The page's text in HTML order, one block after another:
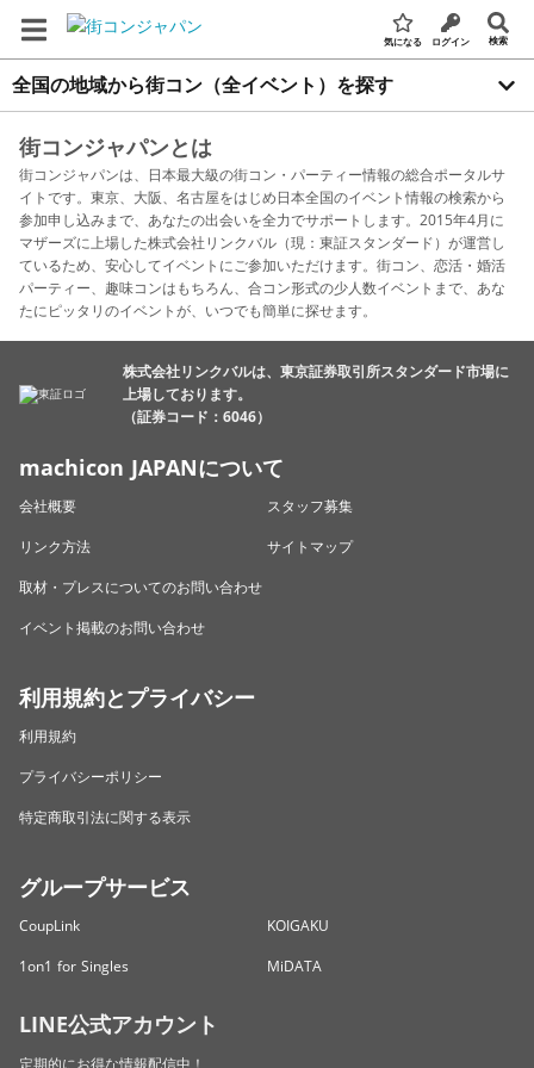
気になる ログイン 検索
全国の地域から街コン（全イベント）を探す
街コンジャパンとは
街コンジャパンは、日本最大級の街コン・パーティー情報の総合ポータルサ
イトです。東京、大阪、名古屋をはじめ日本全国のイベント情報の検索から
参加申し込みまで、あなたの出会いを全力でサポートします。2015年4月に
マザーズに上場した株式会社リンクバル（現：東証スタンダード）が運営し
ているため、安心してイベントにご参加いただけます。街コン、恋活・婚活
パーティー、趣味コンはもちろん、合コン形式の少人数イベントまで、あな
たにピッタリのイベントが、いつでも簡単に探せます。
株式会社リンクバルは、東京証券取引所スタンダード市場に
上場しております。
（証券コード：6046）
machicon JAPANについて
会社概要
スタッフ募集
リンク方法
サイトマップ
取材・プレスについてのお問い合わせ
イベント掲載のお問い合わせ
利用規約とプライバシー
利用規約
プライバシーポリシー
特定商取引法に関する表示
グループサービス
CoupLink
KOIGAKU
1on1 for Singles
MiDATA
LINE公式アカウント
定期的にお得な情報配信中！